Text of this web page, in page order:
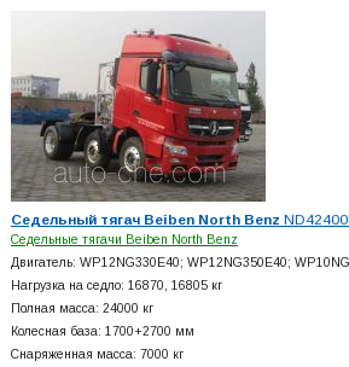
Седельный тягач Beiben North Benz
Седельные тягачи Beiben North Benz
Двигатель: WP12NG330E40; WP12NG350E40;
Нагрузка на седло: 16870, 16805 кг
Полная масса: 24000 кг
Колесная база: 1700+2700 мм
Снаряженная масса: 7000 кг